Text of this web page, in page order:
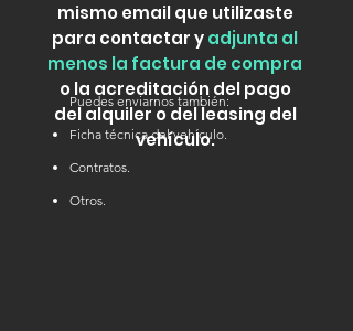
mismo email que utilizaste
para contactar yadjunta al
menos la factura de compra
o la acreditación del pago
del alquiler o del leasing del
vehículo.
Puedes enviarnos también:
Ficha técnica del vehículo.
Contratos.
Otros.